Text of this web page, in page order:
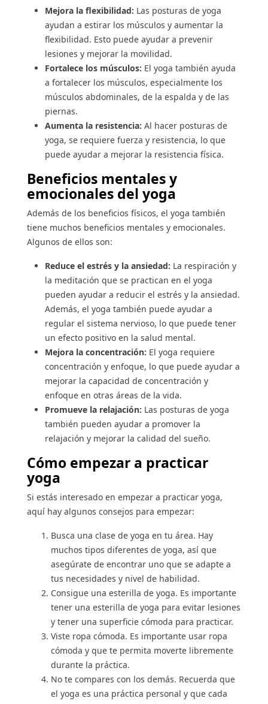
Mejora la flexibilidad: Las posturas de yoga
ayudan a estirar los músculos y aumentar la
flexibilidad. Esto puede ayudar a prevenir
lesiones y mejorar la movilidad.
Fortalece los músculos: El yoga también ayuda
a fortalecer los músculos, especialmente los
músculos abdominales, de la espalda y de las
piernas.
Aumenta la resistencia: Al hacer posturas de
yoga, se requiere fuerza y resistencia, lo que
puede ayudar a mejorar la resistencia física.
Beneficios mentales y
emocionales del yoga
Además de los beneficios físicos, el yoga también
tiene muchos beneficios mentales y emocionales.
Algunos de ellos son:
Reduce el estrés y la ansiedad: La respiración y
la meditación que se practican en el yoga
pueden ayudar a reducir el estrés y la ansiedad.
Además, el yoga también puede ayudar a
regular el sistema nervioso, lo que puede tener
un efecto positivo en la salud mental.
Mejora la concentración: El yoga requiere
concentración y enfoque, lo que puede ayudar a
mejorar la capacidad de concentración y
enfoque en otras áreas de la vida.
Promueve la relajación: Las posturas de yoga
también pueden ayudar a promover la
relajación y mejorar la calidad del sueño.
Cómo empezar a practicar
yoga
Si estás interesado en empezar a practicar yoga,
aquí hay algunos consejos para empezar:
Busca una clase de yoga en tu área. Hay
muchos tipos diferentes de yoga, así que
asegúrate de encontrar uno que se adapte a
tus necesidades y nivel de habilidad.
Consigue una esterilla de yoga. Es importante
tener una esterilla de yoga para evitar lesiones
y tener una superficie cómoda para practicar.
Viste ropa cómoda. Es importante usar ropa
cómoda y que te permita moverte libremente
durante la práctica.
No te compares con los demás. Recuerda que
el yoga es una práctica personal y que cada